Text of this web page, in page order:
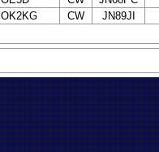
OK2KG CW JN89JI